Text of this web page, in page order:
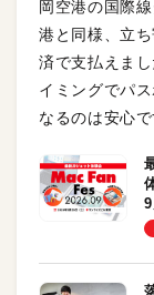
岡空港の国際
港と同様、立
済で支払えま
イミングでパ
なるのは安心で